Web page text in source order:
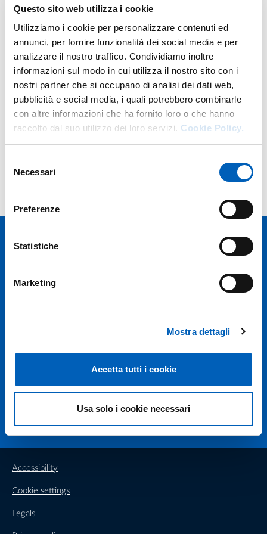
Questo sito web utilizza i cookie
Utilizziamo i cookie per personalizzare contenuti ed
annunci, per fornire funzionalità dei social media e per
analizzare il nostro traffico. Condividiamo inoltre
informazioni sul modo in cui utilizza il nostro sito con i
nostri partner che si occupano di analisi dei dati web,
pubblicità e social media, i quali potrebbero combinarle
con altre informazioni che ha fornito loro o che hanno
raccolto dal suo utilizzo dei loro servizi. Cookie Policy.
delNecessari
Preferenze
Statistiche
Marketing
Mostra dettagli
Accetta tutti i cookie
Usa solo i cookie necessari
Contacts
rita.daniello@unipr.it
T.
+39 0521 906579
Office:Sede Centrale
Address: Via Università 12, 43121 Parma
InstagramTikTok X LinkedinYoutube
Accessibility
Cookie settings
Legals